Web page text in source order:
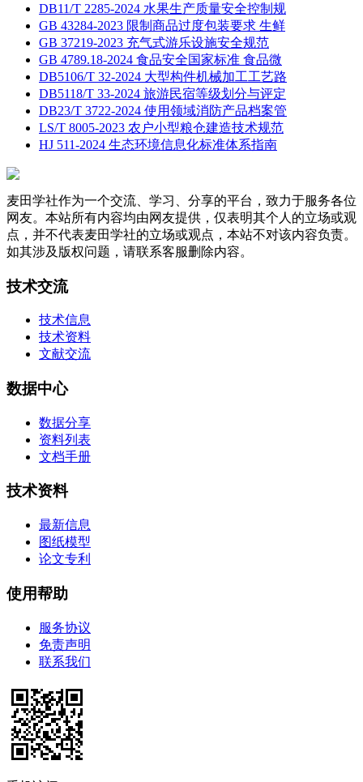
DB11/T 2285-2024 水果生产质量安全控制规
GB 43284-2023 限制商品过度包装要求 生鲜
GB 37219-2023 充气式游乐设施安全规范
GB 4789.18-2024 食品安全国家标准 食品微
DB5106/T 32-2024 大型构件机械加工工艺路
DB5118/T 33-2024 旅游民宿等级划分与评定
DB23/T 3722-2024 使用领域消防产品档案管
LS/T 8005-2023 农户小型粮仓建造技术规范
HJ 511-2024 生态环境信息化标准体系指南
麦田学社作为一个交流、学习、分享的平台，致力于服务各位
网友。本站所有内容均由网友提供，仅表明其个人的立场或观
点，并不代表麦田学社的立场或观点，本站不对该内容负责。
如其涉及版权问题，请联系客服删除内容。
技术交流
技术信息
技术资料
文献交流
数据中心
数据分享
资料列表
文档手册
技术资料
最新信息
图纸模型
论文专利
使用帮助
服务协议
免责声明
联系我们